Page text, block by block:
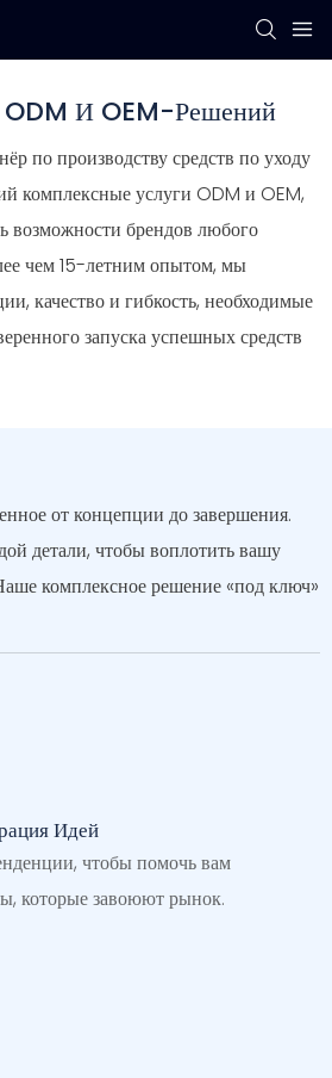
И OEM-Решений
по производству средств по уходу
комплексные услуги ODM и OEM,
возможности брендов любого
чем 15-летним опытом, мы
качество и гибкость, необходимые
запуска успешных средств
от концепции до завершения.
детали, чтобы воплотить вашу
комплексное решение «под ключ»
Идей
чтобы помочь вам
которые завоюют рынок.